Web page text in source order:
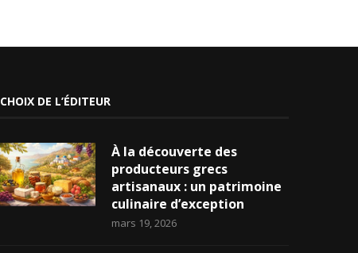
CHOIX DE L’ÉDITEUR
À la découverte des
producteurs grecs
artisanaux : un patrimoine
culinaire d’exception
mars 19, 2026